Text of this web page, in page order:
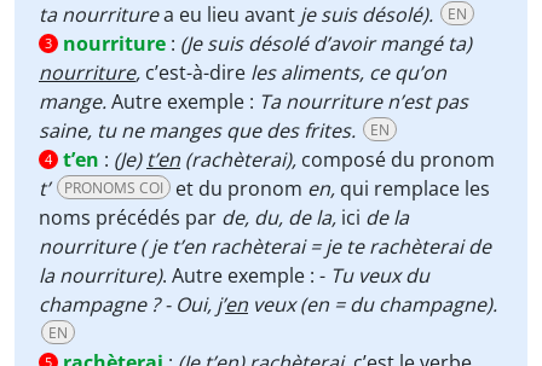
ta nourriturea eu lieu avant je suis désolé). EN
3 nourriture : (Je suis désolé d’avoir mangé ta)
nourriture, c’est-à-dire les aliments, ce qu’on
mange.Autre exemple : Ta nourriture n’est pas
saine, tu ne manges que des frites.
EN
4 t’en : (Je) t’en (rachèterai), composé du pronom
t’
PRONOMS COI et du pronom en, qui remplace les
noms précédés par de, du, de la, ici de la
nourriture ( je t’en rachèterai = je te rachèterai de
la nourriture). Autre exemple : - Tu veux du
champagne ? - Oui, j’en veux (en = du champagne).
EN
5